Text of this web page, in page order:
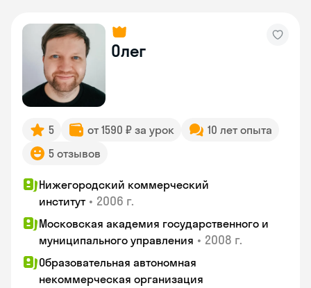
Олег
5 от 1590 ₽ за урок
10 лет опыта
5 отзывов
Нижегородский коммерческий
институт • 2006 г.
Московская академия государственного и
муниципального управления • 2008 г.
Образовательная автономная
некоммерческая организация